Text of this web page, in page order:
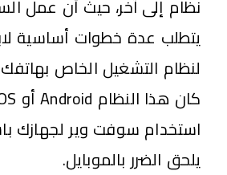
نظام إلى آخر، حيث أن عمل
يتطلب عدة خطوات أساسية
لنظام التشغيل الخاص
استخدام سوفت وير لجهازك
يلحق الضرر بالموبايل.